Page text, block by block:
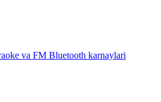
va FM Bluetooth karnaylari